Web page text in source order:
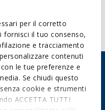
per il corretto
fornisci il tuo consenso,
e tracciamento
contenuti
le tue preferenze e
Se chiudi questo
cookie e strumenti
ACCETTA TUTTI
de facturación?
lo que